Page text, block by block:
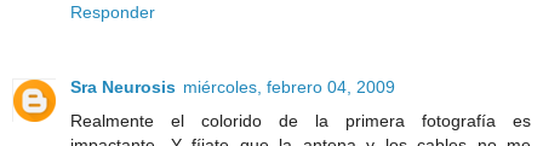
Responder
Sra Neurosis miércoles, febrero 04, 2009
Realmente el colorido de la primera fotografía es